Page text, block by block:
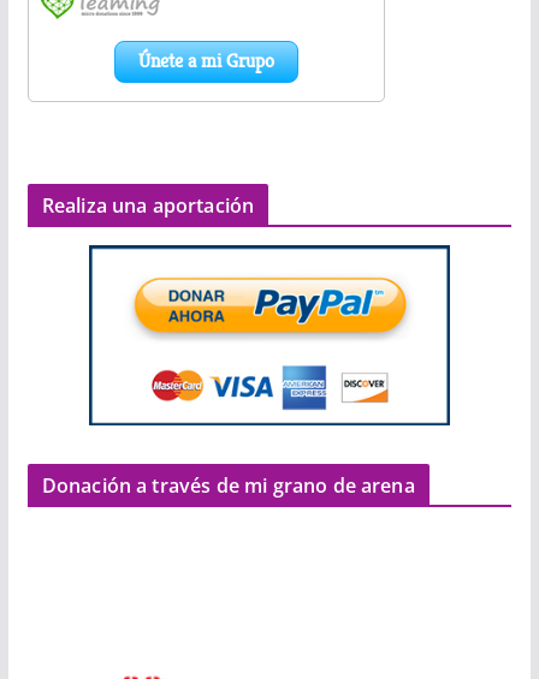
Realiza una aportación
Donación a través de mi grano de arena